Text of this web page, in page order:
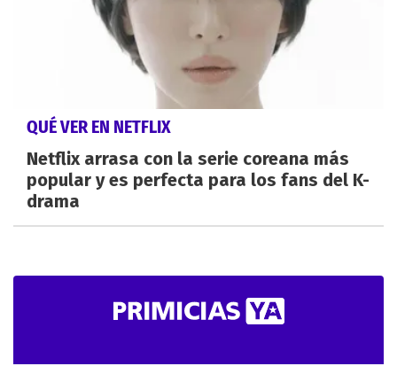
QUÉ VER EN NETFLIX
Netflix arrasa con la serie coreana más
popular y es perfecta para los fans del K-
drama